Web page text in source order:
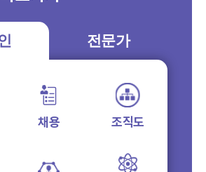
전문가
채용 조직도